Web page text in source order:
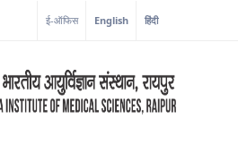
ई-ऑफिस English हिंदी